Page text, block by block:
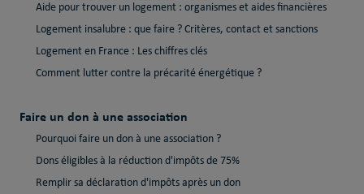
Aide pour trouver un logement : organismes et aides financières
Logement insalubre : que faire ? Critères, contact et sanctions
Logement en France : Les chiffres clés
Comment lutter contre la précarité énergétique ?
Faire un don à une association
Pourquoi faire un don à une association ?
Dons éligibles à la réduction d'impôts de 75%
Remplir sa déclaration d'impôts après un don